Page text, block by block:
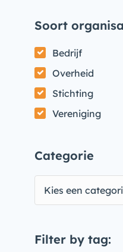
Soort
Bedrijf
Overheid
Stichting
Vereniging
Categorie
Kies een
Filter by tag: